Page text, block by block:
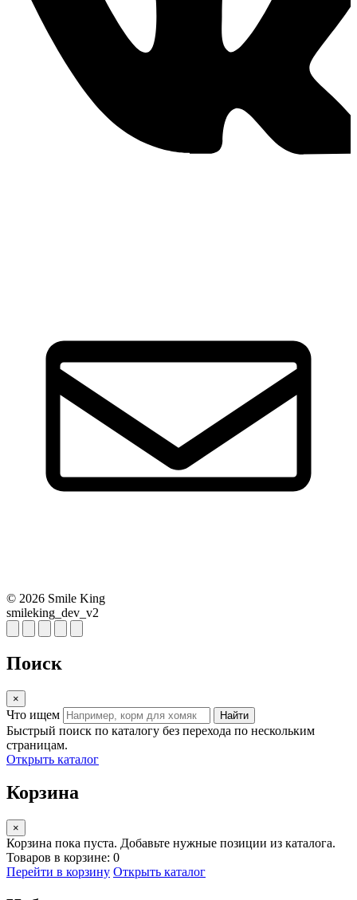
© 2026 Smile King
smileking_dev_v2
Поиск
×
Что ищем Найти
Быстрый поиск по каталогу без перехода по нескольким
страницам.
Открыть каталог
Корзина
×
Корзина пока пуста. Добавьте нужные позиции из каталога.
Товаров в корзине: 0
Перейти в корзину Открыть каталог